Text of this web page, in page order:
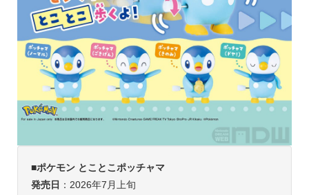
■ポケモン とことこポッチャマ
発売日 ：2026年7月上旬